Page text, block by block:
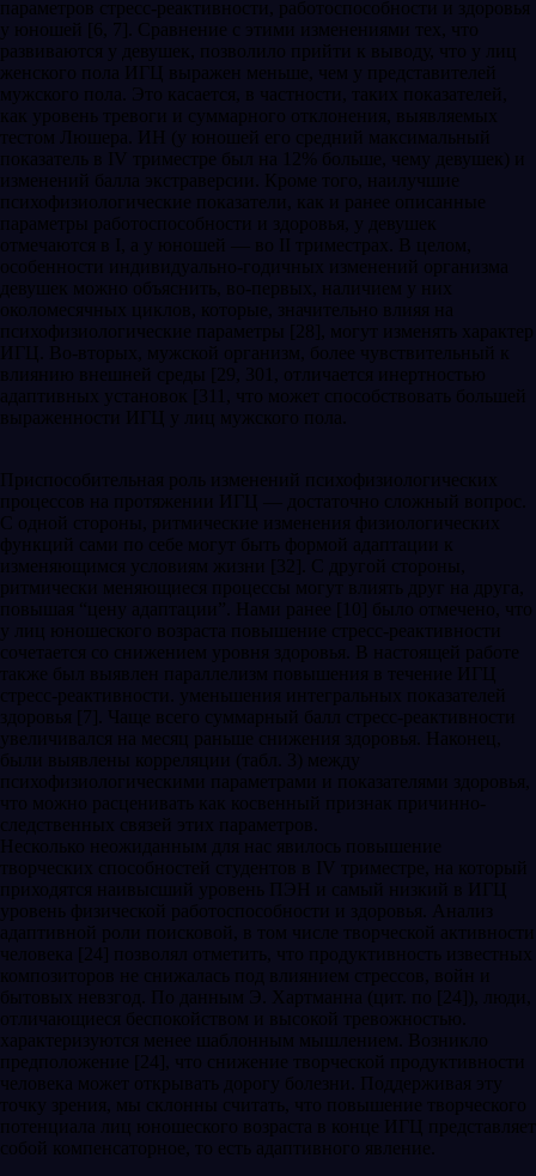
параметров стресс-реактивности, работоспособности и здоровья
у юношей [6, 7]. Сравнение с этими изменениями тех, что
развиваются у девушек, позволило прийти к выводу, что у лиц
женского пола ИГЦ выражен меньше, чем у представителей
мужского пола. Это касается, в частности, таких показателей,
как уровень тревоги и суммарного отклонения, выявляемых
тестом Люшера. ИН (у юношей его средний максимальный
показатель в IV триместре был на 12% больше, чему девушек) и
изменений балла экстраверсии. Кроме того, наилучшие
психофизиологические показатели, как и ранее описанные
параметры работоспособности и здоровья, у девушек
отмечаются в I, а у юношей — во II триместрах. В целом,
особенности индивидуально-годичных изменений организма
девушек можно объяснить, во-первых, наличием у них
околомесячных циклов, которые, значительно влияя на
психофизиологические параметры [28], могут изменять характер
ИГЦ. Во-вторых, мужской организм, более чувствительный к
влиянию внешней среды [29, 301, отличается инертностью
адаптивных установок [311, что может способствовать большей
выраженности ИГЦ у лиц мужского пола.
Приспособительная роль изменений психофизиологических
процессов на протяжении ИГЦ — достаточно сложный вопрос.
С одной стороны, ритмические изменения физиологических
функций сами по себе могут быть формой адаптации к
изменяющимся условиям жизни [32]. С другой стороны,
ритмически меняющиеся процессы могут влиять друг на друга,
повышая “цену адаптации”. Нами ранее [10] было отмечено, что
у лиц юношеского возраста повышение стресс-реактивности
сочетается со снижением уровня здоровья. В настоящей работе
также был выявлен параллелизм повышения в течение ИГЦ
стресс-реактивности. уменьшения интегральных показателей
здоровья [7]. Чаще всего суммарный балл стресс-реактивности
увеличивался на месяц раньше снижения здоровья. Наконец,
были выявлены корреляции (табл. 3) между
психофизиологическими параметрами и показателями здоровья,
что можно расценивать как косвенный признак причинно-
следственных связей этих параметров.
Несколько неожиданным для нас явилось повышение
творческих способностей студентов в IV триместре, на который
приходятся наивысший уровень ПЭН и самый низкий в ИГЦ
уровень физической работоспособности и здоровья. Анализ
адаптивной роли поисковой, в том числе творческой активности
человека [24] позволял отметить, что продуктивность известных
композиторов не снижалась под влиянием стрессов, войн и
бытовых невзгод. По данным Э. Хартманна (цит. по [24]), люди,
отличающиеся беспокойством и высокой тревожностью.
характеризуются менее шаблонным мышлением. Возникло
предположение [24], что снижение творческой продуктивности
человека может открывать дорогу болезни. Поддерживая эту
точку зрения, мы склонны считать, что повышение творческого
потенциала лиц юношеского возраста в конце ИГЦ представляет
собой компенсаторное, то есть адаптивного явление.